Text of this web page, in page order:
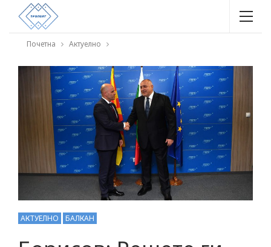
Почетна Актуелно
АКТУЕЛНО БАЛКАН